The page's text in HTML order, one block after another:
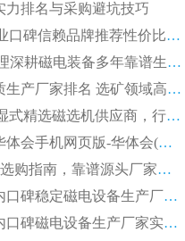
力排名与采购避坑技巧
2026 磁选机正规厂家排名选购指南|行业口碑信赖品牌推荐性价比高靠谱磁电企业
2026 矿山干式立式磁选机选型攻略 梳理深耕磁电装备多年靠谱生产厂商
2026干湿永磁矿山磁选机选型攻略 优质生产厂家排名 选矿领域高口碑品牌推荐指南
2026低耗湿式精​选磁选机厂家怎么选?湿式精选磁选机供应商，行业认可度较高生产厂家华体会手机网页版-华体会(中国) 全面解析
2026 选矿永磁筒式磁选机挑选干货：华体会手机网页版-华体会(中国) 源头厂，绿色高效实力出众
2026 高分选塑料 CTN 湿式顺流磁选机选购指南，靠谱源头厂家华体会手机网页版-华体会(中国) 详解
全磁高吸附深度永磁滚筒选购指南 业内口碑稳定磁电设备生产厂家详细推荐
高回收率湿式选矿磁选机选购指南 业内口碑磁电设备生产厂家实力解析